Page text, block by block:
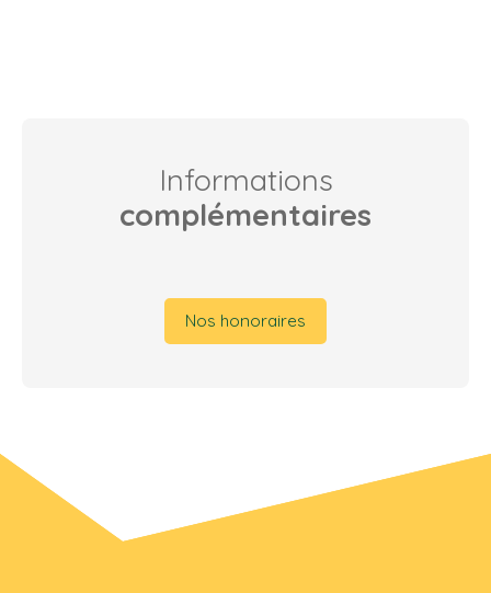
Informations
complémentaires
Nos honoraires